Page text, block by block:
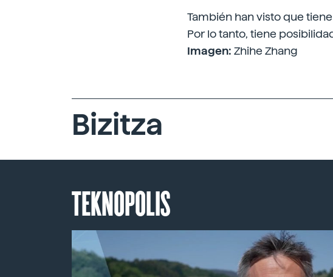
También han visto que
Por lo tanto, tiene
Imagen: Zhihe Zhang
Bizitza
TEKNOPOLIS